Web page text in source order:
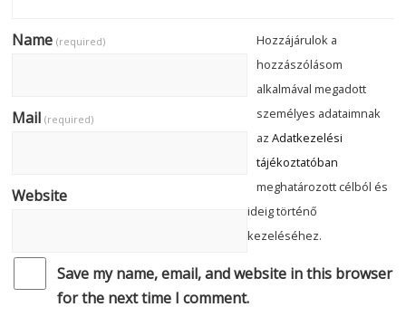
Name(required)
Mail(required)
Website
Save my name, email, and website in this browser
for the next time I comment.
Hozzájárulok a
hozzászólásom
alkalmával megadott
személyes adataimnak
azAdatkezelési
tájékoztatóban
meghatározott célból és
ideig történő
kezeléséhez.